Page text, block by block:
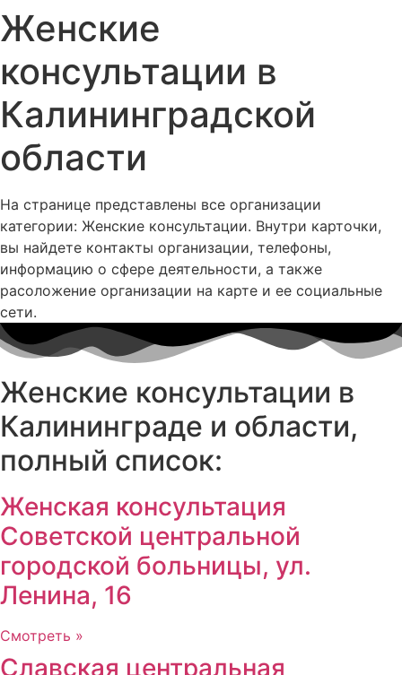
Женские
консультации в
Калининградской
области
На странице представлены все организации
категории: Женские консультации. Внутри карточки,
вы найдете контакты организации, телефоны,
информацию о сфере деятельности, а также
расоложение организации на карте и ее социальные
сети.
Женские консультации в
Калининграде и области,
полный список:
Женская консультация
Советской центральной
городской больницы, ул.
Ленина, 16
Смотреть »
Славская центральная